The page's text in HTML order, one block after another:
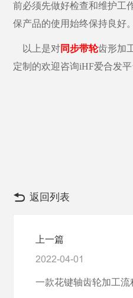
前必须先做好检查和维护工
保产品的使用始终保持良好。
以上是对同步带轮齿形加
定制的欢迎咨询iHF爱合发平
返回列表
上一篇
2022-04-01
一款花键轴齿轮加工流